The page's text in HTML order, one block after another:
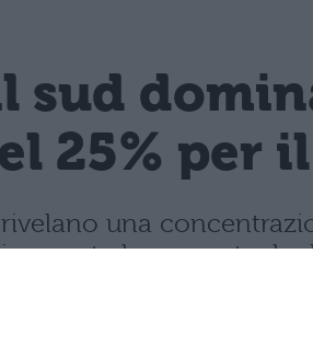
sud
25% per
una
la percentuale